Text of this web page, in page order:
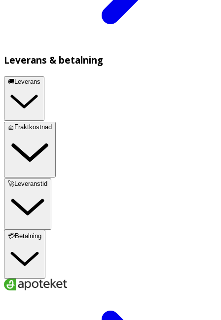
Leverans & betalning
🚚Leverans
🧺Fraktkostnad
🚀Leveranstid
💳Betalning